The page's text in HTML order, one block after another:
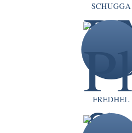
SCHUGGA
FREDHEL